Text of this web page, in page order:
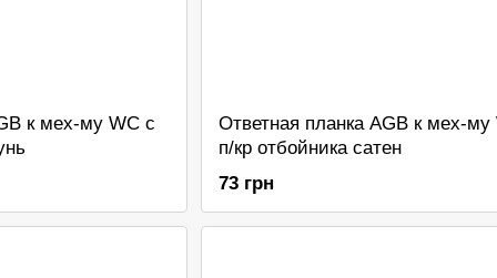
к мех-му WC с
Ответная планка AGB к мех-му
п/кр отбойника сатен
73 грн